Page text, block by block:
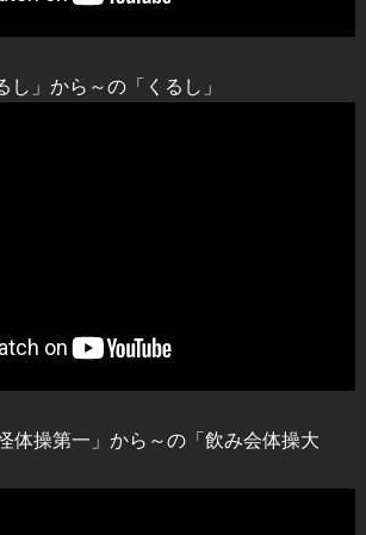
」から～の「くるし」
体操第一」から～の「飲み会体操大